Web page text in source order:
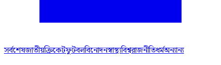
সর্বশেষজাতীয়ক্রিকেটফুটবলবিনোদনস্বাস্থ্যবিশ্বরাজনীতিধর্মঅন্যান্য